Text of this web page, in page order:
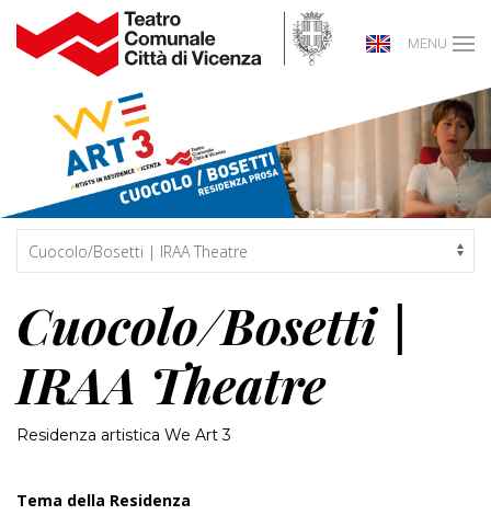
MENU
Cuocolo/Bosetti |
IRAA Theatre
Residenza artistica We Art 3
Tema della Residenza